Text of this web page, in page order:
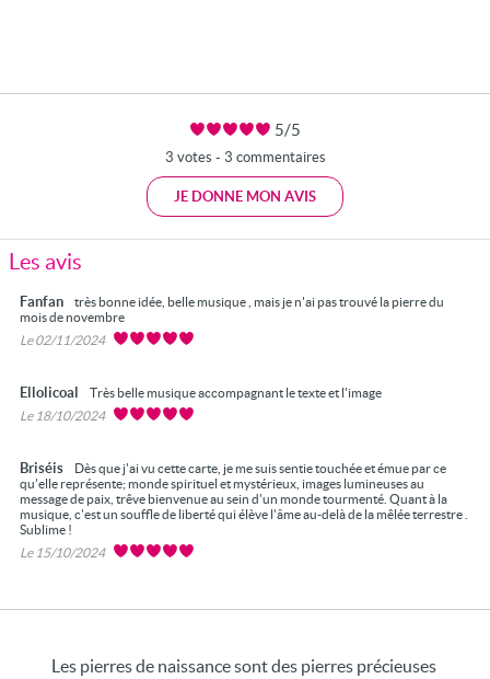
5/5
3 votes - 3 commentaires
JE DONNE MON AVIS
Les avis
Fanfan
très bonne idée, belle musique , mais je n'ai pas trouvé la pierre du
mois de novembre
Le 02/11/2024
Ellolicoal
Très belle musique accompagnant le texte et l'image
Le 18/10/2024
Briséis
Dès que j'ai vu cette carte, je me suis sentie touchée et émue par ce
qu'elle représente; monde spirituel et mystérieux, images lumineuses au
message de paix, trêve bienvenue au sein d'un monde tourmenté. Quant à la
musique, c'est un souffle de liberté qui élève l'âme au-delà de la mêlée terrestre .
Sublime !
Le 15/10/2024
Les pierres de naissance sont des pierres précieuses